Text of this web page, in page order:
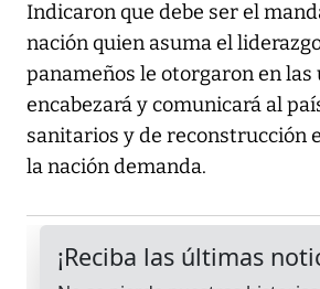
Indicaron que debe ser el
nación quien asuma el
panameños le otorgaron en las
encabezará y comunicará al
sanitarios y de reconstrucción
la nación demanda.